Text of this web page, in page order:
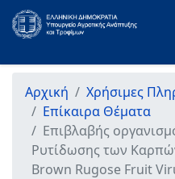
Αρχική Χρήσιμες
Επίκαιρα Θέματα
Επιβλαβής
Ρυτίδωσης των
Brown Rugose Fruit